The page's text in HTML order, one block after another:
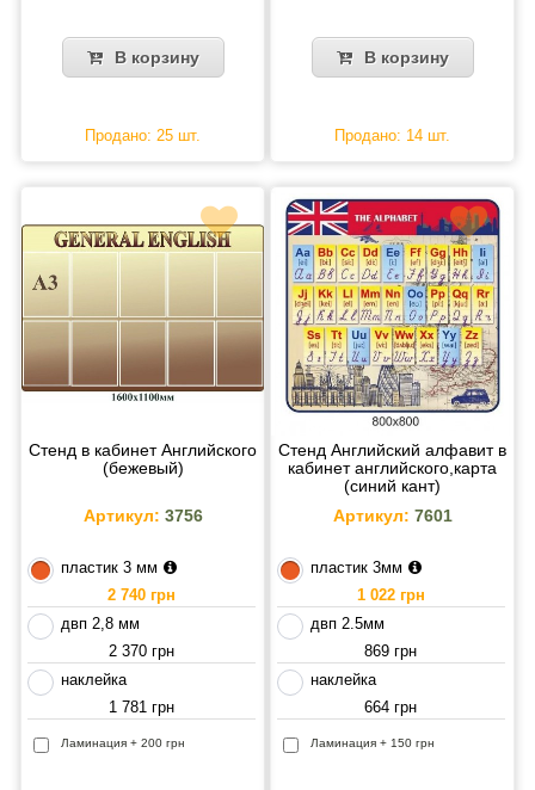
В корзину
Продано: 25 шт.
В корзину
Продано: 14 шт.
Стенд в кабинет Английского
(бежевый)
Артикул: 3756
пластик 3 мм
2 740 грн
двп 2,8 мм
2 370 грн
наклейка
1 781 грн
Ламинация + 200 грн
Стенд Английский алфавит в
кабинет английского,карта
(синий кант)
Артикул: 7601
пластик 3мм
1 022 грн
двп 2.5мм
869 грн
наклейка
664 грн
Ламинация + 150 грн